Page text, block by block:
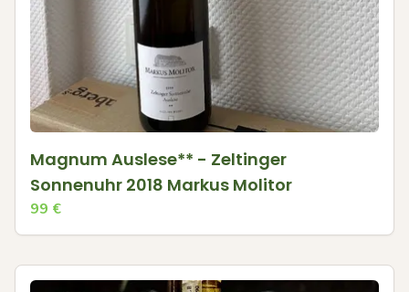
Magnum Auslese** - Zeltinger
Sonnenuhr 2018 Markus Molitor
99 €